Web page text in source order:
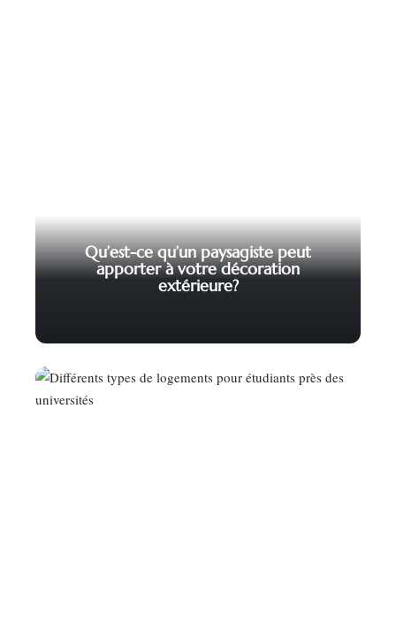
Qu’est-ce qu’un paysagiste peut
apporter à votre décoration
extérieure?